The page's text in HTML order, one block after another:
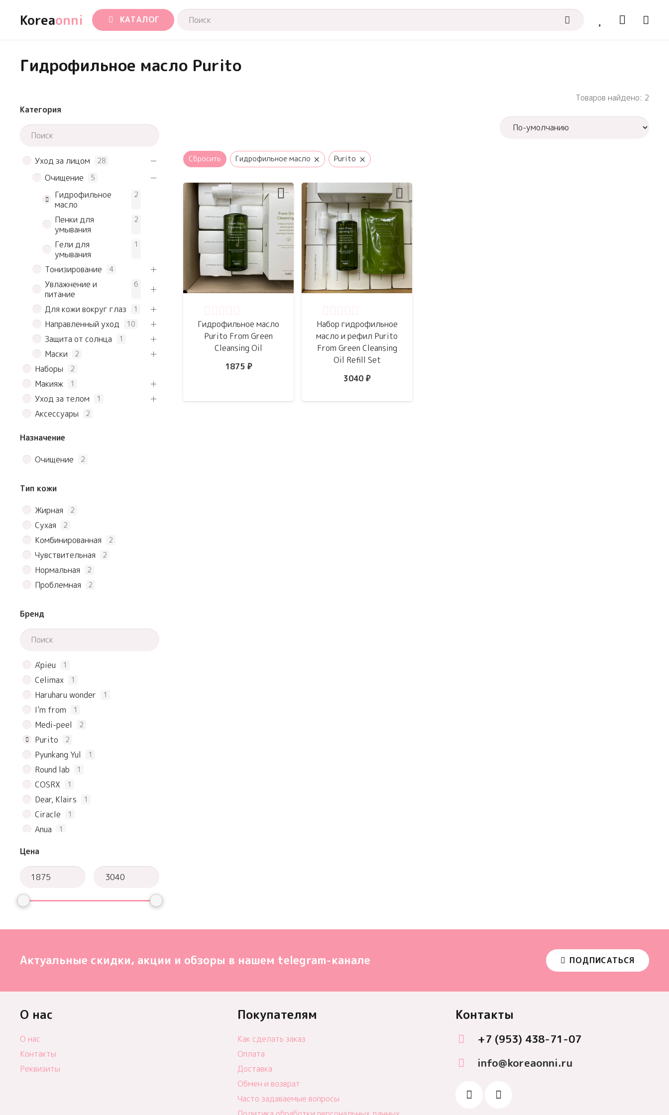
Koreaonni КАТАЛОГ
Гидрофильное масло Purito
Категория
Уход за лицом 28
Очищение 5
Гидрофильное
масло
2
Пенки для
умывания
2
Гели для
умывания
1
Тонизирование 4
Увлажнение и
питание
6
Для кожи вокруг глаз 1
Направленный уход 10
Защита от солнца 1
Маски 2
Наборы 2
Макияж 1
Уход за телом 1
Аксессуары 2
Назначение
Очищение
2
Тип кожи
Жирная
2
Сухая 2
Комбинированная 2
Чувствительная 2
Нормальная 2
Проблемная 2
Бренд
A'pieu 1
Celimax 1
Haruharu wonder 1
I’m from 1
Medi-peel 2
Purito 2
Pyunkang Yul 1
Round lab 1
COSRX 1
Dear, Klairs 1
Ciracle 1
Anua 1
so natural
Цена
Товаров найдено: 2
Сбросить Гидрофильное масло × Purito ×
Гидрофильное масло
Purito From Green
Cleansing Oil
1875 ₽
Набор гидрофильное
масло и рефил Purito
From Green Cleansing
Oil Refill Set
3040 ₽
Актуальные скидки, акции и обзоры в нашем telegram-канале ПОДПИСАТЬСЯ
О нас
О нас
Контакты
Реквизиты
Покупателям
Как сделать заказ
Оплата
Доставка
Обмен и возврат
Часто задаваемые вопросы
Контакты
+7 (953) 438-71-07
info@koreaonni.ru